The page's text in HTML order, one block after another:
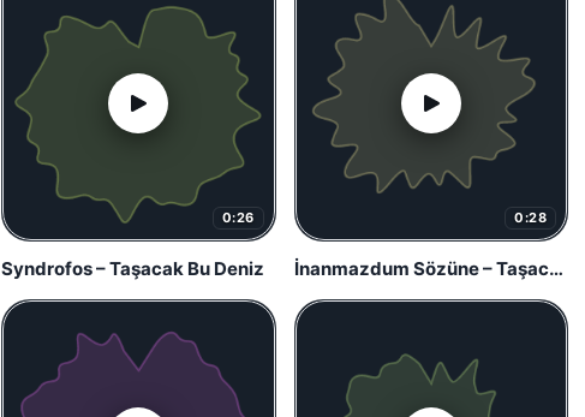
0:26
Syndrofos – Taşacak Bu Deniz
0:28
İnanmazdum Sözüne – Taşacak Bu Deniz